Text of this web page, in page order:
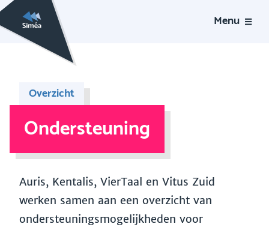
Menu
Overzicht
Ondersteuning
Auris, Kentalis, VierTaal en Vitus Zuid
werken samen aan een overzicht van
ondersteuningsmogelijkheden voor